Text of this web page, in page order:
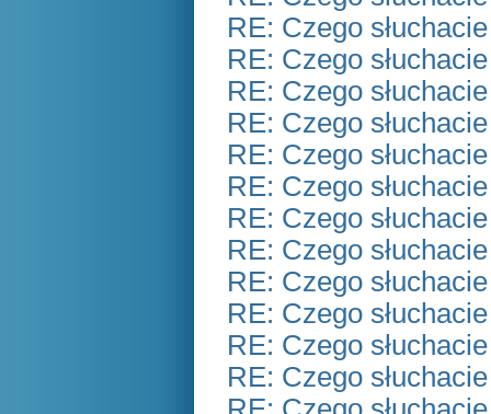
RE: Czego
RE: Czego
RE: Czego
RE: Czego
RE: Czego
RE: Czego
RE: Czego
RE: Czego
RE: Czego
RE: Czego
RE: Czego
RE: Czego